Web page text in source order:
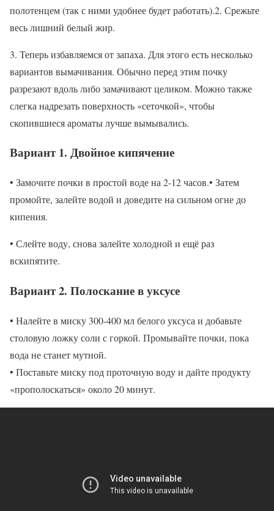
полотенцем (так с ними удобнее будет работать).2. Срежьте
весь лишний белый жир.
3. Теперь избавляемся от запаха. Для этого есть несколько
вариантов вымачивания. Обычно перед этим почку
разрезают вдоль либо замачивают целиком. Можно также
слегка надрезать поверхность «сеточкой», чтобы
скопившиеся ароматы лучше вымывались.
Вариант 1. Двойное кипячение
• Замочите почки в простой воде на 2-12 часов.• Затем
промойте, залейте водой и доведите на сильном огне до
кипения.
• Слейте воду, снова залейте холодной и ещё раз
вскипятите.
Вариант 2. Полоскание в уксусе
• Налейте в миску 300-400 мл белого уксуса и добавьте
столовую ложку соли с горкой. Промывайте почки, пока
вода не станет мутной.
• Поставьте миску под проточную воду и дайте продукту
«прополоскаться» около 20 минут.